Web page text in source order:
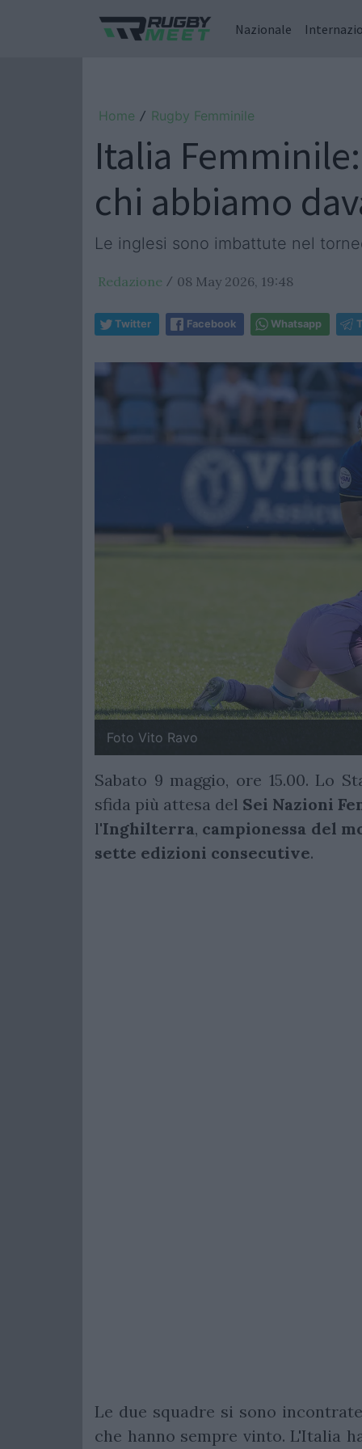
Nazionale
Home / Rugby Femminile
Italia
chi abbiamo
Le inglesi sono imbattute nel
Redazione / 08 May 2026, 19:48
Twitter Facebook Whatsapp
Foto Vito Ravo
Sabato 9 maggio, ore 15.00. Lo
sfida più attesa del Sei Nazioni
l'Inghilterra, campionessa del
sette edizioni consecutive.
Le due squadre si sono
che hanno sempre vinto. L'Italia